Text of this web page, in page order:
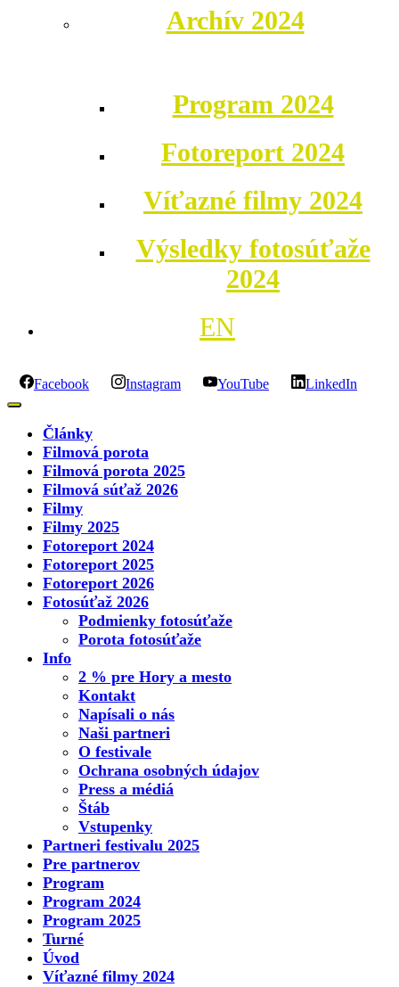
Archív 2024
Program 2024
Fotoreport 2024
Víťazné filmy 2024
Výsledky fotosúťaže
2024
EN
Facebook Instagram YouTube LinkedIn
Články
Filmová porota
Filmová porota 2025
Filmová súťaž 2026
Filmy
Filmy 2025
Fotoreport 2024
Fotoreport 2025
Fotoreport 2026
Fotosúťaž 2026
Podmienky fotosúťaže
Porota fotosúťaže
Info
2 % pre Hory a mesto
Kontakt
Napísali o nás
Naši partneri
O festivale
Ochrana osobných údajov
Press a médiá
Štáb
Vstupenky
Partneri festivalu 2025
Pre partnerov
Program
Program 2024
Program 2025
Turné
Úvod
Víťazné filmy 2024